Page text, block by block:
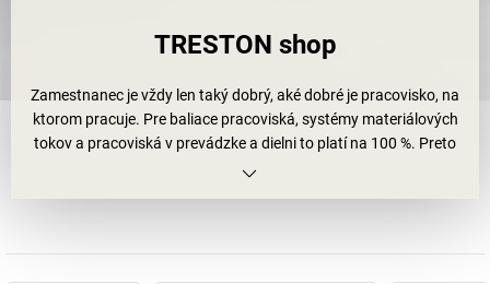
TRESTON shop
Zamestnanec je vždy len taký dobrý, aké dobré je pracovisko, na
ktorom pracuje. Pre baliace pracoviská, systémy materiálových
tokov a pracoviská v prevádzke a dielni to platí na 100 %. Preto
niektoré podniky už zaviedli metódy riadenia kvality ako 5S, Kaizen